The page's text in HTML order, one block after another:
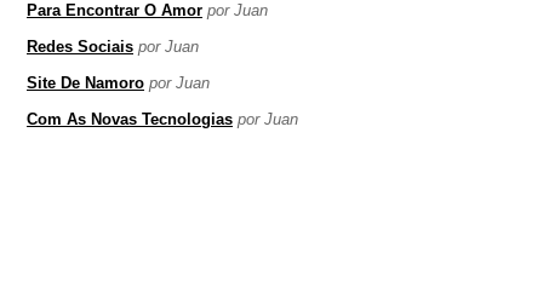
Para Encontrar O Amor por Juan
Redes Sociais por Juan
Site De Namoro por Juan
Com As Novas Tecnologias por Juan